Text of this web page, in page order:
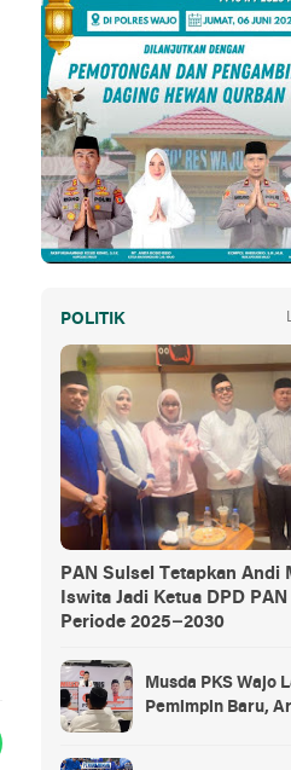
POLITIK
PAN Sulsel Tetapkan Andi
Iswita Jadi Ketua DPD
Periode 2025–2030
Musda PKS Wajo
Pemimpin Baru,